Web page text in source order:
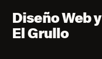
Diseño Web
El Grullo